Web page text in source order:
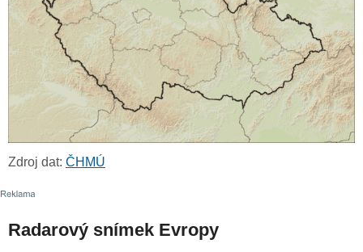
Zdroj dat: ČHMÚ
Radarový snímek Evropy